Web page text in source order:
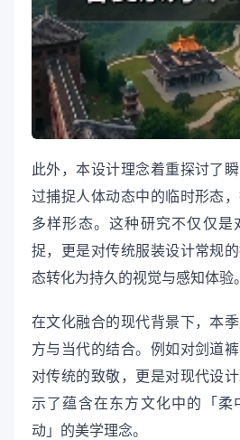
此外，本设计理念着重探讨了
过捕捉人体动态中的临时形态
多样形态。这种研究不仅仅是
捉，更是对传统服装设计常规
态转化为持久的视觉与感知体验。
在文化融合的现代背景下，本
方与当代的结合。例如对剑道
对传统的致敬，更是对现代设
示了蕴含在东方文化中的「柔
动」的美学理念。